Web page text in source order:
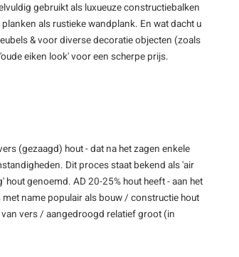
gebruikt als luxueuze constructiebalken
als rustieke wandplank. En wat dacht u
& voor diverse decoratie objecten (zoals
eiken look' voor een scherpe prijs.
(gezaagd) hout - dat na het zagen enkele
Dit proces staat bekend als 'air
genoemd. AD 20-25% hout heeft - aan het
name populair als bouw / constructie hout
vers / aangedroogd relatief groot (in